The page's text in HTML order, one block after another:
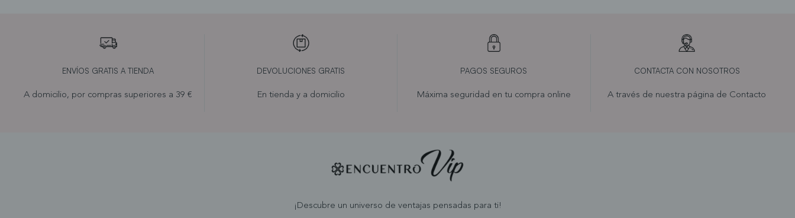
ENVÍOS GRATIS A TIENDA
A domicilio, por compras superiores a 39 €
DEVOLUCIONES GRATIS
En tienda y a domicilio
PAGOS SEGUROS
Máxima seguridad en tu compra online
CONTACTA CON NOSOTROS
A través de nuestra página de Contacto
¡Descubre un universo de ventajas pensadas para ti!